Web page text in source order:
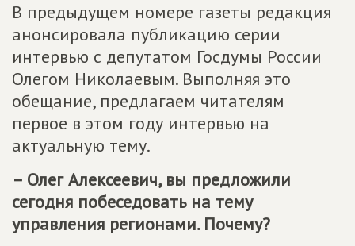
В предыдущем номере газеты редакция
анонсировала публикацию серии
интервью с депутатом Госдумы России
Олегом Николаевым. Выполняя это
обещание, предлагаем читателям
первое в этом году интервью на
актуальную тему.
– Олег Алексеевич, вы предложили
сегодня побеседовать на тему
управления регионами. Почему?